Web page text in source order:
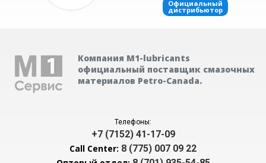
Компания М1-lubricants
официальный поставщик смазочных
материалов Petro-Canada.
Телефоны:
+7 (7152) 41-17-09
Call Center: 8 (775) 007 09 22